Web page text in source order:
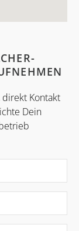
Kontakt
Dein